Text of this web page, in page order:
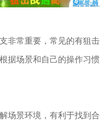
常重要，常见的有狙击
据场景和自己的操作习惯
景环境，有利于找到合